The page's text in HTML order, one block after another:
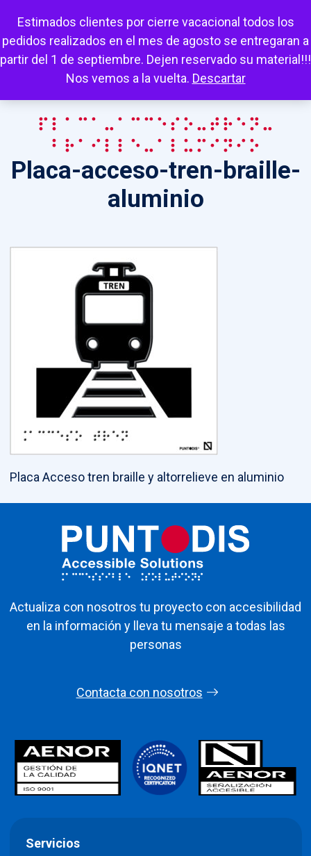
Estimados clientes por cierre vacacional todos los
pedidos realizados en el mes de agosto se entregaran a
partir del 1 de septiembre. Dejen reservado su material!!!
Nos vemos a la vuelta. Descartar
Mi cuenta Carrito Favoritos Escuchar
Placa-acceso-tren-
braille-aluminio
Placa-acceso-tren-braille-
aluminio
Placa Acceso tren braille y altorrelieve en aluminio
Actualiza con nosotros tu proyecto con accesibilidad
en la información y lleva tu mensaje a todas las
personas
Contacta con nosotros
Servicios